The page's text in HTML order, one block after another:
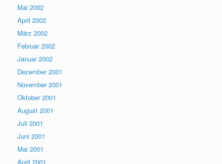
Mai 2002
April 2002
März 2002
Februar 2002
Januar 2002
Dezember 2001
November 2001
Oktober 2001
August 2001
Juli 2001
Juni 2001
Mai 2001
April 2001